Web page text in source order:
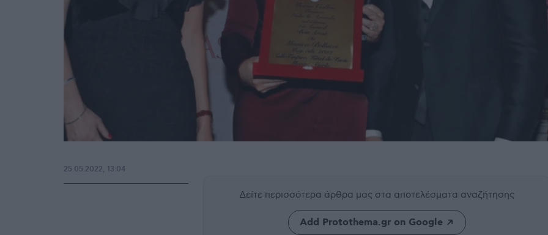
Δείτε περισσότερα άρθρα μας στα αποτελέσματα αναζήτησης
Add Protothema.gr on Google
25.05.2022, 13:04